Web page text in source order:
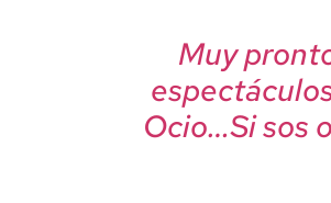
Muy
Ocio…Si sos